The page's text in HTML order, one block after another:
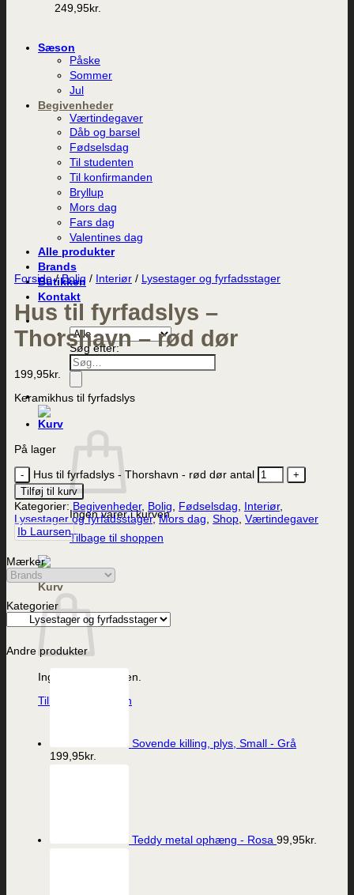
249,95kr.
Sæson
Påske
Sommer
Jul
Begivenheder
Værtindegaver
Dåb og barsel
Fødselsdag
Til studenten
Til konfirmanden
Bryllup
Mors dag
Fars dag
Valentines dag
Alle produkter
Brands
Butikken
Kontakt
Søg efter:
Ingen varer i kurven.
Tilbage til shoppen
Kurv
Ingen varer i kurven.
Tilbage til shoppen
Forside / Bolig / Interiør / Lysestager og fyrfadsstager
Hus til fyrfadslys –
Thorshavn – rød dør
199,95kr.
Keramikhus til fyrfadslys
På lager
Hus til fyrfadslys - Thorshavn - rød dør antal
Tilføj til kurv
Kategorier: Begivenheder, Bolig Fødselsdag Interiør,
Lysestager og fyrfadsstager,Mors dag Shop Værtindegaver
Ib Laursen
Mærker
Kategorier
Andre produkter
Sovende killing, plys, Small - Grå
199,95kr.
Teddy metal ophæng - Rosa 99,95kr.